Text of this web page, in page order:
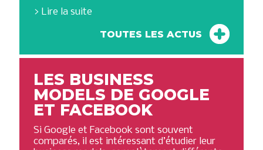
Lire la suite
TOUTES LES ACTUS
LES BUSINESS
MODELS DE GOOGLE
ET FACEBOOK
Si Google et Facebook sont souvent
comparés, il est intéressant d’étudier leur